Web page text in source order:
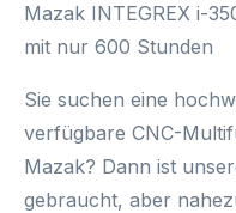
Mazak INTEGREX i-
mit nur 600 Stunden
Sie suchen eine
verfügbare CNC-
Mazak? Dann ist
gebraucht, aber